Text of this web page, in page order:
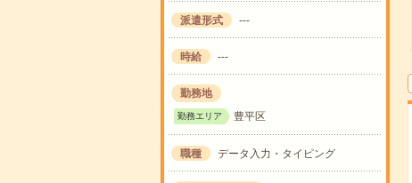
派遣形式 ---
時給 ---
勤務地
勤務エリア 豊平区
職種 データ入力・タイピング